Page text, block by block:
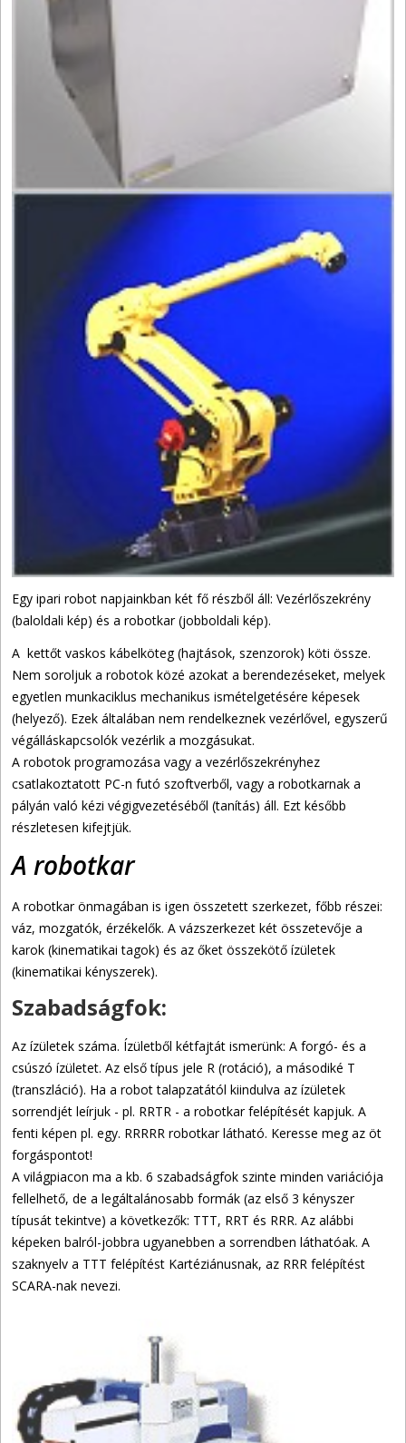
Egy ipari robot napjainkban két fő részből áll: Vezérlőszekrény
(baloldali kép) és a robotkar (jobboldali kép).
A kettőt vaskos kábelköteg (hajtások, szenzorok) köti össze.
Nem soroljuk a robotok közé azokat a berendezéseket, melyek
egyetlen munkaciklus mechanikus ismételgetésére képesek
(helyező). Ezek általában nem rendelkeznek vezérlővel, egyszerű
végálláskapcsolók vezérlik a mozgásukat.
A robotok programozása vagy a vezérlőszekrényhez
csatlakoztatott PC-n futó szoftverből, vagy a robotkarnak a
pályán való kézi végigvezetéséből (tanítás) áll. Ezt később
részletesen kifejtjük.
A robotkar
A robotkar önmagában is igen összetett szerkezet, főbb részei:
váz, mozgatók, érzékelők. A vázszerkezet két összetevője a
karok (kinematikai tagok) és az őket összekötő ízületek
(kinematikai kényszerek).
Szabadságfok:
Az ízületek száma. Ízületből kétfajtát ismerünk: A forgó- és a
csúszó ízületet. Az első típus jele R (rotáció), a másodiké T
(transzláció). Ha a robot talapzatától kiindulva az ízületek
sorrendjét leírjuk - pl. RRTR - a robotkar felépítését kapjuk. A
fenti képen pl. egy. RRRRR robotkar látható. Keresse meg az öt
forgáspontot!
A világpiacon ma a kb. 6 szabadságfok szinte minden variációja
fellelhető, de a legáltalánosabb formák (az első 3 kényszer
típusát tekintve) a következők: TTT, RRT és RRR. Az alábbi
képeken balról-jobbra ugyanebben a sorrendben láthatóak. A
szaknyelv a TTT felépítést Kartéziánusnak, az RRR felépítést
SCARA-nak nevezi.